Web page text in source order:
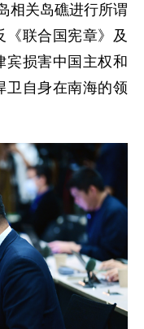
相关岛礁进行所谓
《联合国宪章》及
宾损害中国主权和
卫自身在南海的领